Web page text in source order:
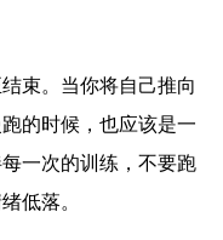
束。当你将自己推向
的时候，也应该是一
一次的训练，不要跑
低落。